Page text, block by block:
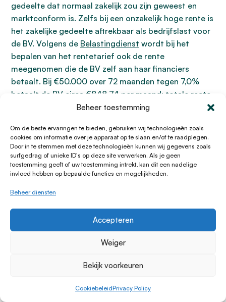
Beheer toestemming
Om de beste ervaringen te bieden, gebruiken wij technologieën zoals
cookies om informatie over je apparaat op te slaan en/of te raadplegen.
Door in te stemmen met deze technologieën kunnen wij gegevens zoals
surfgedrag of unieke ID's op deze site verwerken. Als je geen
toestemming geeft of uw toestemming intrekt, kan dit een nadelige
invloed hebben op bepaalde functies en mogelijkheden.
Beheer diensten
Accepteren
Weiger
Bekijk voorkeuren
CookiebeleidPrivacy Policy
gedeelte dat normaal zakelijk zou zijn geweest en
marktconform is. Zelfs bij een onzakelijk hoge rente is
het zakelijke gedeelte aftrekbaar als bedrijfslast voor
de BV. Volgens de Belastingdienst wordt bij het
bepalen van het rentetarief ook de rente
meegenomen die de BV zelf aan haar financiers
betaalt. Bij €50.000 over 72 maanden tegen 7,0%
betaalt de BV circa €848,74 per maand; totale rente
circa €11.109. De BV trekt de betaalde rente af van de
Hoe voorkom ik discussies met de
Belastingdienst?
Om discussies met de Belastingdienst over de
raadt aan om met elkaar in gesprek te blijven en
bewustzijn te vergroten. Ondernemers met vragen
kunnen zelf in gesprek gaan met de Belastingdienst,
of via een belastingadviseur contact onderhouden.
Kennisgroepstandpunten geven inzicht in hoe de
deze standpunten kunnen zelfs bindend zijn. Mocht u